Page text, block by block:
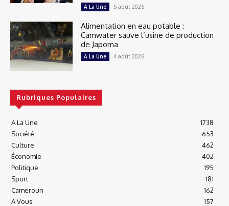
A La Une 5 août 2026
Alimentation en eau potable :
Camwater sauve l’usine de production
de Japoma
A La Une 4 août 2026
Rubriques Populaires
A La Une
1738
Société
653
Culture
462
Économie
402
Politique
195
Sport
181
Cameroun
162
A Vous
157